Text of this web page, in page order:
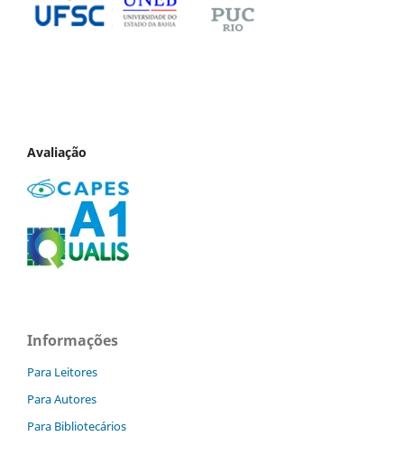
Avaliação
Informações
Para Leitores
Para Autores
Para Bibliotecários